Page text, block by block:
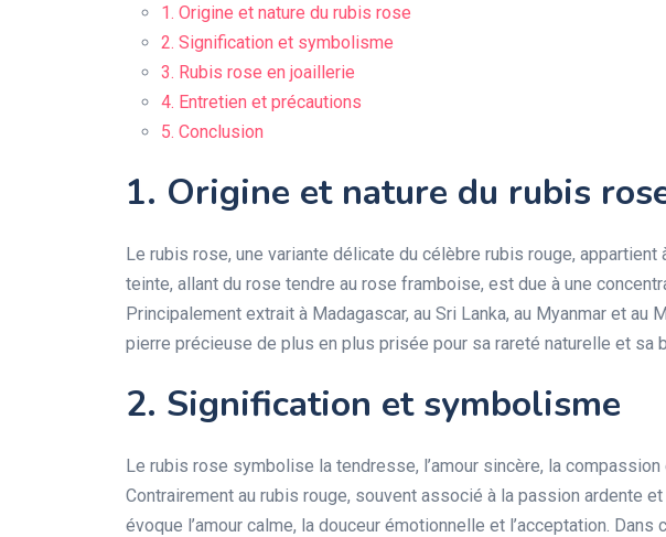
1. Origine et nature du rubis rose
2. Signification et symbolisme
3. Rubis rose en joaillerie
4. Entretien et précautions
5. Conclusion
1. Origine et nature du rubis
Le rubis rose, une variante délicate du célèbre rubis rouge,
teinte, allant du rose tendre au rose framboise, est due à une
Principalement extrait à Madagascar, au Sri Lanka, au Myanmar et au
pierre précieuse de plus en plus prisée pour sa rareté naturelle et sa
2. Signification et symbolisme
Le rubis rose symbolise la tendresse, l’amour sincère, la compassion
Contrairement au rubis rouge, souvent associé à la passion ardente
évoque l’amour calme, la douceur émotionnelle et l’acceptation.